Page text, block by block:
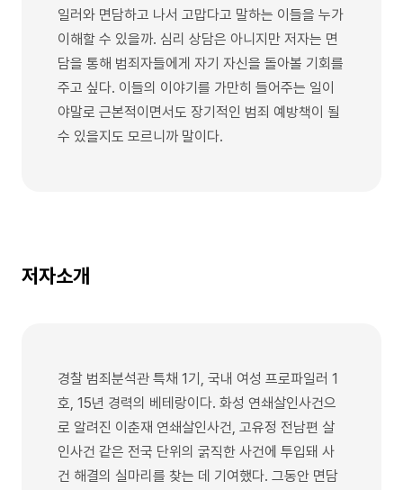
일러와 면담하고 나서 고맙다고 말하는 이들을 누가
이해할 수 있을까. 심리 상담은 아니지만 저자는 면
담을 통해 범죄자들에게 자기 자신을 돌아볼 기회를
주고 싶다. 이들의 이야기를 가만히 들어주는 일이
야말로 근본적이면서도 장기적인 범죄 예방책이 될
수 있을지도 모르니까 말이다.
저자소개
경찰 범죄분석관 특채 1기, 국내 여성 프로파일러 1
호, 15년 경력의 베테랑이다. 화성 연쇄살인사건으
로 알려진 이춘재 연쇄살인사건, 고유정 전남편 살
인사건 같은 전국 단위의 굵직한 사건에 투입돼 사
건 해결의 실마리를 찾는 데 기여했다. 그동안 면담